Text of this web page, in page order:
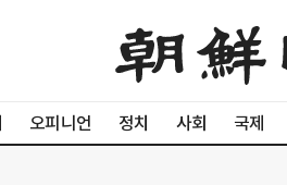
오피니언 정치 사회 국제